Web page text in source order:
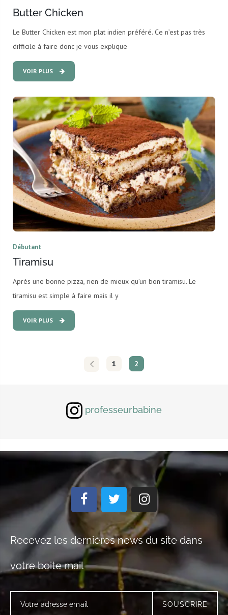
Butter Chicken
Le Butter Chicken est mon plat indien préféré. Ce n’est pas très
difficile à faire donc je vous explique
VOIR PLUS
Débutant
Tiramisu
Après une bonne pizza, rien de mieux qu’un bon tiramisu. Le
tiramisu est simple à faire mais il y
VOIR PLUS
1 2
professeurbabine
Recevez les dernières news du site dans
votre boite mail